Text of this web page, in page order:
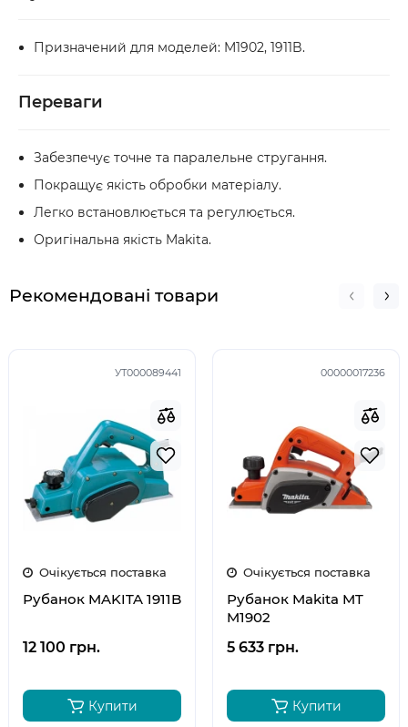
Призначений для моделей: M1902, 1911B.
Переваги
Забезпечує точне та паралельне стругання.
Покращує якість обробки матеріалу.
Легко встановлюється та регулюється.
Оригінальна якість Makita.
Рекомендовані товари
УТ000089441
Очікується поставка
Рубанок MAKITA 1911B
12 100 грн.
Купити
00000017236
Очікується поставка
Рубанок Makita MT
M1902
5 633 грн.
Купити